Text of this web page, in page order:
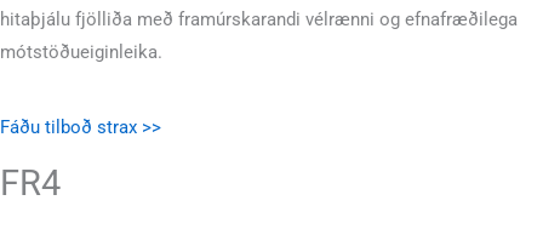
hitaþjálu fjölliða með framúrskarandi vélrænni og efnafræðilega
mótstöðueiginleika.
Fáðu tilboð strax >>
FR4